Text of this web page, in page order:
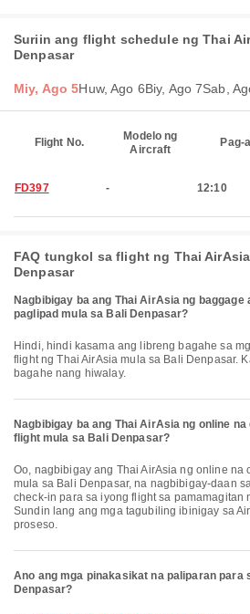
Suriin ang flight schedule ng Thai
Denpasar
Miy, Ago 5Huw, Ago 6Biy, Ago 7Sab,
Flight No.
Modelo ng
Aircraft
Pag-
FD397 - 12:10
FAQ tungkol sa flight ng Thai
Denpasar
Nagbibigay ba ang Thai AirAsia ng baggage
paglipad mula sa Bali Denpasar?
Hindi, hindi kasama ang libreng bagahe sa mga Lokal & Internasyonal na
flight ng Thai AirAsia mula sa Bali Denpasar.
bagahe nang hiwalay.
Nagbibigay ba ang Thai AirAsia ng online
flight mula sa Bali Denpasar?
Oo, nagbibigay ang Thai AirAsia ng online na check-in para sa mga flight
mula sa Bali Denpasar, na nagbibigay-daan
check-in para sa iyong flight sa pamamagitan
Sundin lang ang mga tagubiling ibinigay sa
proseso.
Ano ang mga pinakasikat na paliparan para
Denpasar?